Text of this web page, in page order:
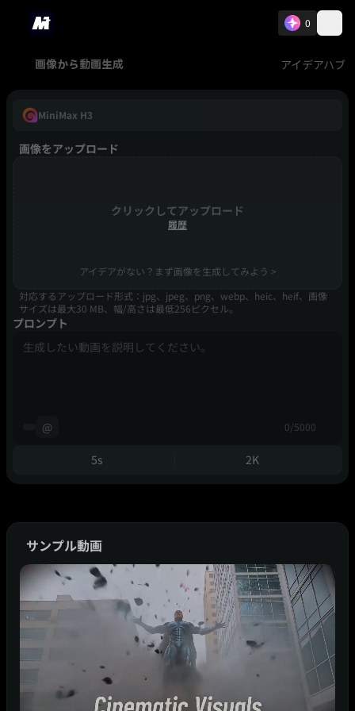
0
画像から動画生成 アイデアハブ
MiniMax H3
画像をアップロード
クリックしてアップロード
履歴
アイデアがない？まず画像を生成してみよう >
対応するアップロード形式：jpg、jpeg、png、webp、heic、heif、画像
サイズは最大30 MB、幅/高さは最低256ピクセル。
プロンプト
@ 0/5000
5s 2K
サンプル動画